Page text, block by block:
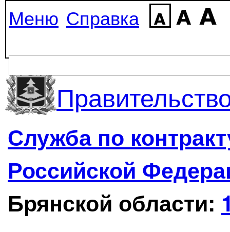
Меню Справка
Служба по
Российской
Брянской области: